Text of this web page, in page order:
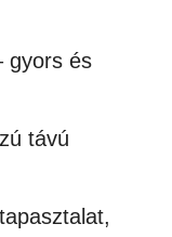
gyors és
távú